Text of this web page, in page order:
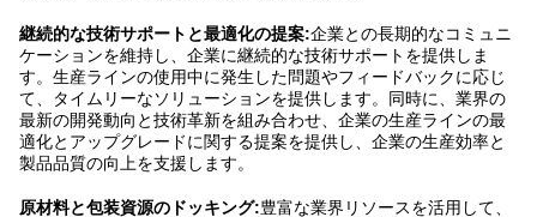
継続的な技術サポートと最適化の提案:企業との長期的なコミュニ
ケーションを維持し、企業に継続的な技術サポートを提供しま
す。生産ラインの使用中に発生した問題やフィードバックに応じ
て、タイムリーなソリューションを提供します。同時に、業界の
最新の開発動向と技術革新を組み合わせ、企業の生産ラインの最
適化とアップグレードに関する提案を提供し、企業の生産効率と
製品品質の向上を支援します。
原材料と包装資源のドッキング:豊富な業界リソースを活用して、